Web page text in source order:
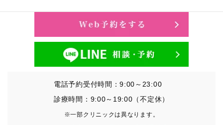
電話予約受付時間：9:00～23:00
診療時間：9:00～19:00（不定休）
※一部クリニックは異なります。